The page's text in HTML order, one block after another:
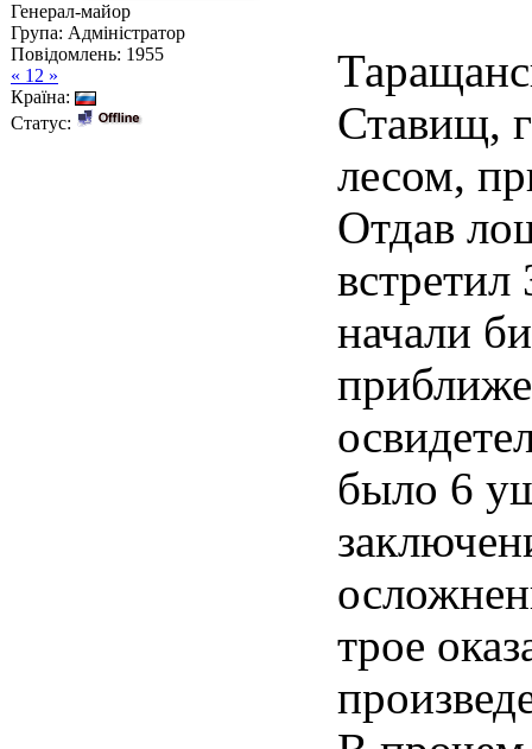
Генерал-майор
Група: Адміністратор
Повідомлень: 1955
« 12 »
Країна:
Статус:
Ставищ,
лесом,
Отдав
встретил
начали
было 6
трое